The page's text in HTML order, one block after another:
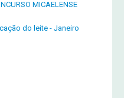
MICAELENSE
do leite - Janeiro